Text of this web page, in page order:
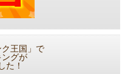
王国」で
ングが
た！